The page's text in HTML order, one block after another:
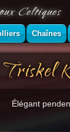
Élégant
Celtiques
Chaînes